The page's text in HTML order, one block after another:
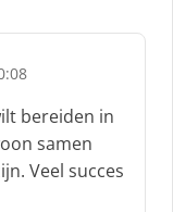
bereiden in
samen
Veel succes